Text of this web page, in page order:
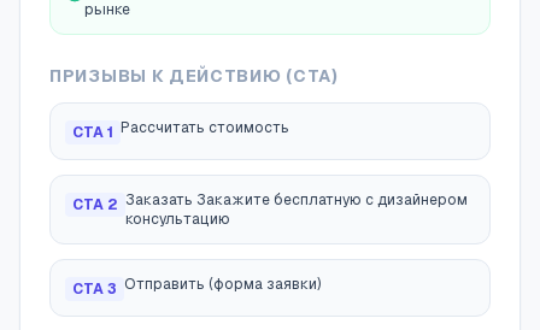
рынке
ПРИЗЫВЫ К ДЕЙСТВИЮ (CTA)
CTA 1 Рассчитать стоимость
CTA 2 Заказать Закажите бесплатную с дизайнером
консультацию
CTA 3 Отправить (форма заявки)